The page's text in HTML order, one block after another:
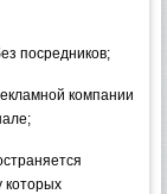
посредников;
компании
которых